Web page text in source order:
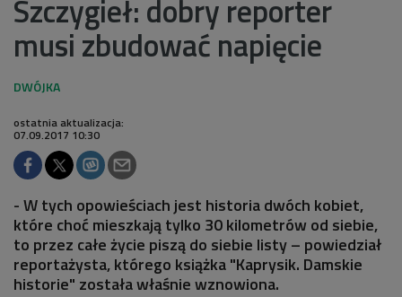
Szczygieł: dobry reporter
musi zbudować napięcie
ostatnia aktualizacja:
07.09.2017 10:30
- W tych opowieściach jest historia dwóch kobiet,
które choć mieszkają tylko 30 kilometrów od siebie,
to przez całe życie piszą do siebie listy – powiedział
reportażysta, którego książka "Kaprysik. Damskie
historie" została właśnie wznowiona.